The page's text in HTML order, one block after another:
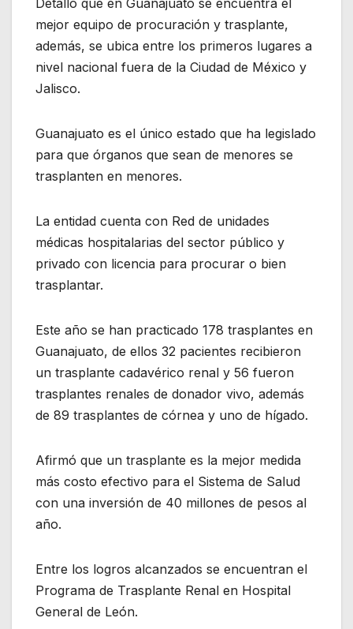
Detalló que en Guanajuato se encuentra el
mejor equipo de procuración y trasplante,
además, se ubica entre los primeros lugares a
nivel nacional fuera de la Ciudad de México y
Jalisco.
Guanajuato es el único estado que ha legislado
para que órganos que sean de menores se
trasplanten en menores.
La entidad cuenta con Red de unidades
médicas hospitalarias del sector público y
privado con licencia para procurar o bien
trasplantar.
Este año se han practicado 178 trasplantes en
Guanajuato, de ellos 32 pacientes recibieron
un trasplante cadavérico renal y 56 fueron
trasplantes renales de donador vivo, además
de 89 trasplantes de córnea y uno de hígado.
Afirmó que un trasplante es la mejor medida
más costo efectivo para el Sistema de Salud
con una inversión de 40 millones de pesos al
año.
Entre los logros alcanzados se encuentran el
Programa de Trasplante Renal en Hospital
General de León.